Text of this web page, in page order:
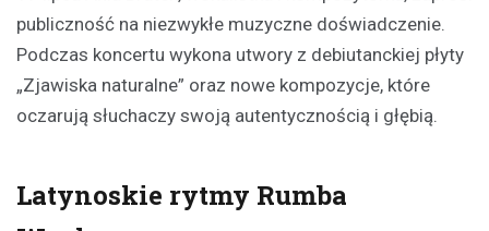
publiczność na niezwykłe muzyczne doświadczenie.
Podczas koncertu wykona utwory z debiutanckiej płyty
„Zjawiska naturalne” oraz nowe kompozycje, które
oczarują słuchaczy swoją autentycznością i głębią.
Latynoskie rytmy Rumba